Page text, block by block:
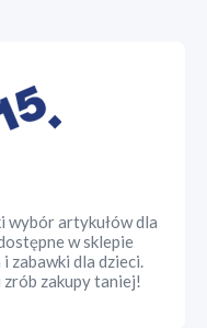
wybór artykułów dla
w sklepie
zabawki dla dzieci.
zrób zakupy taniej!